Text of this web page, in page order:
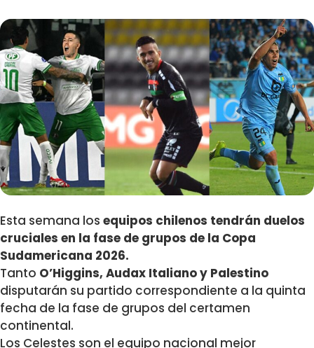
Esta semana los equipos chilenos tendrán duelos
cruciales en la fase de grupos de la Copa
Sudamericana 2026.
Tanto O’Higgins, Audax Italiano y Palestino
disputarán su partido correspondiente a la quinta
fecha de la fase de grupos del certamen
continental.
Los Celestes son el equipo nacional mejor